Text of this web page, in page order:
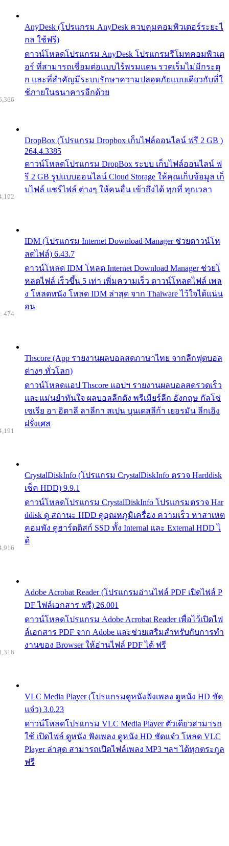
AnyDesk (โปรแกรม AnyDesk ควบคุมคอมพิวเตอร์ระยะไ
กล ใช้ฟรี)
ดาวน์โหลดโปรแกรม AnyDesk โปรแกรมรีโมทคอมพิวเต
อร์ ที่สามารถเชื่อมต่อแบบไร้พรมแดน รวดเร็มไม่มีกระตุ
ก และที่สำคัญมีระบบรักษาความปลอดภัยแบบเดียวกับที่ใ
ช้ภายในธนาคารอีกด้วย
DropBox (โปรแกรม Dropbox เก็บไฟล์ออนไลน์ ฟรี 2 GB )
264.4.3385
ดาวน์โหลดโปรแกรม DropBox ระบบ เก็บไฟล์ออนไลน์ ฟ
รี 2 GB รูปแบบออนไลน์ Cloud Storage ให้คุณเก็บข้อมูล เก็
บไฟล์ แชร์ไฟล์ ต่างๆ ให้คนอื่น เข้าถึงได้ ทุกที่ ทุกเวลา
IDM (โปรแกรม Internet Download Manager ช่วยดาวน์โห
ลดไฟล์) 6.43.7
ดาวน์โหลด IDM โหลด Internet Download Manager ช่วยโ
หลดไฟล์ เร็วขึ้น 5 เท่า เพิ่มความเร็ว ดาวน์โหลดไฟล์ เพล
ง โหลดหนัง โหลด IDM ล่าสุด จาก Thaiware ไว้ใจได้แน่น
อน
Thscore (App รายงานผลบอลสดภาษาไทย จากลีกฟุตบอล
ต่างๆ ทั่วโลก)
ดาวน์โหลดแอป Thscore แอปฯ รายงานผลบอลสดรวดเร็ว
และแม่นยำทันใจ ผลบอลลีกดัง พรีเมียร์ลีก อังกฤษ กัลโช่
เซเรีย อา อิตาลี ลาลีกา สเปน บุนเดสลีก้า เยอรมัน ลีกเอิง
ฝรั่งเศส
474
CrystalDiskInfo (โปรแกรม CrystalDiskInfo ตรวจ Harddisk
เช็ค HDD) 9.9.1
ดาวน์โหลดโปรแกรม CrystalDiskInfo โปรแกรมตรวจ Har
ddisk ดู สถานะ HDD ดูอุณหภูมิเครื่อง ความเร็ว หาสาเหต
คอมพัง ดูฮาร์ดดิสก์ SSD ทั้ง Internal และ External HDD ไ
ด้
Adobe Acrobat Reader (โปรแกรมอ่านไฟล์ PDF เปิดไฟล์ P
DF ไฟล์เอกสาร ฟรี) 26.001
ดาวน์โหลดโปรแกรม Adobe Acrobat Reader เพื่อไว้เปิดไฟ
ล์เอกสาร PDF จาก Adobe และช่วยเสริมสำหรับกับการทำ
งานของ Browser ให้อ่านไฟล์ PDF ได้ ฟรี
VLC Media Player (โปรแกรมดูหนังฟังเพลง ดูหนัง HD ชัด
แจ๋ว) 3.0.23
ดาวน์โหลดโปรแกรม VLC Media Player ตัวเดียวสามารถ
ใช้ เปิดไฟล์ ดูหนัง ฟังเพลง ดูหนัง HD ชัดแจ๋ว โหลด VLC
Player ล่าสุด สามารถเปิดไฟล์เพลง MP3 ฯลฯ ได้ทุกตระกูล
ฟรี